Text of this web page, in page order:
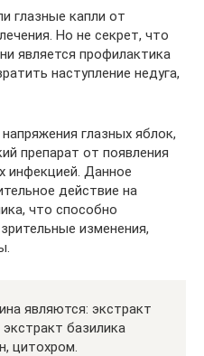
глазные капли от
Но не секрет, что
является профилактика
наступление недуга,
глазных яблок,
препарат от появления
инфекцией. Данное
действие на
что способно
изменения,
являются: экстракт
базилика
цитохром.